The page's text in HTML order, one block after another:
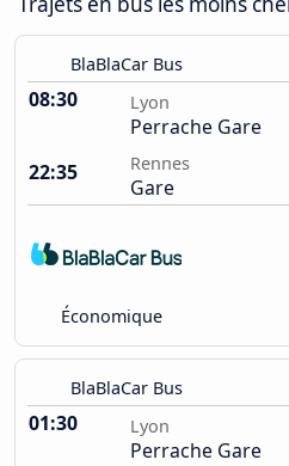
BlaBlaCar Bus
08:30 Lyon
Perrache Gare
22:35
Rennes
Gare
Économique
BlaBlaCar Bus
01:30 Lyon
Perrache Gare